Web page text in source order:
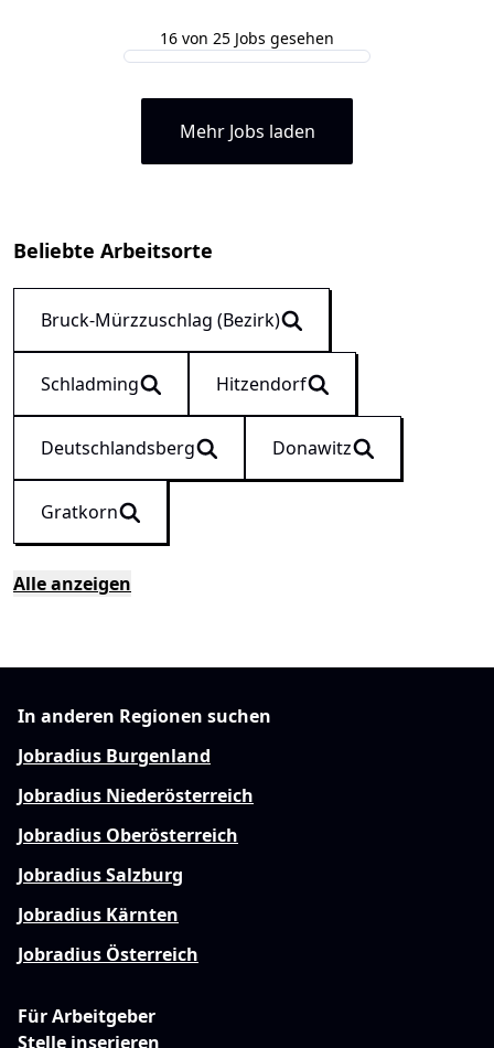
16 von 25 Jobs gesehen
Mehr Jobs laden
Beliebte Arbeitsorte
Bruck-Mürzzuschlag (Bezirk)
Schladming Hitzendorf
Deutschlandsberg Donawitz
Gratkorn
Alle anzeigen
In anderen Regionen suchen
Jobradius Burgenland
Jobradius Niederösterreich
Jobradius Oberösterreich
Jobradius Salzburg
Jobradius Kärnten
Jobradius Österreich
Für Arbeitgeber
Stelle inserieren